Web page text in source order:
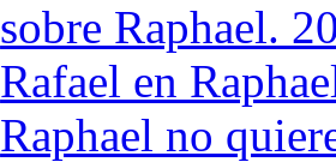
sobre Raphael.
Rafael en
Raphael no